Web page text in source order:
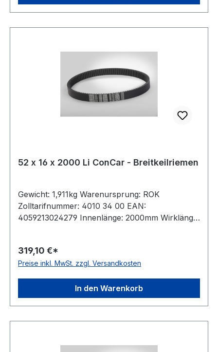
52 x 16 x 2000 Li ConCar - Breitkeilriemen
Gewicht: 1,911kg Warenursprung: ROK
Zolltarifnummer: 4010 34 00 EAN:
4059213024279 Innenlänge: 2000mm Wirklänge:
antistatisch: ja Norm: DIN 7719 / ISO 1604 Breite:
52mm Höhe: 16mm Winkel: 27° Material:
319,10 €*
Preise inkl. MwSt. zzgl. Versandkosten
In den Warenkorb